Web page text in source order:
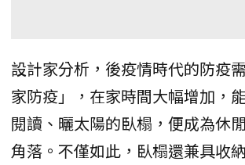
設計家分析，後疫情時代的防疫
家防疫」，在家時間大幅增加，
閱讀、曬太陽的臥榻，便成為休
角落。不僅如此，臥榻還兼具收